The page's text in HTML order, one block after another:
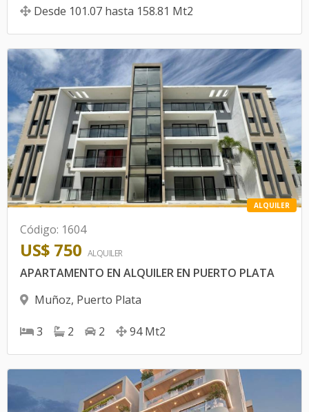
Desde 101.07 hasta 158.81 Mt2
ALQUILER
Código: 1604
US$ 750 ALQUILER
APARTAMENTO EN ALQUILER EN PUERTO PLATA
Muñoz, Puerto Plata
3 2 2 94 Mt2